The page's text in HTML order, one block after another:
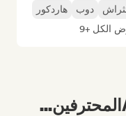
دوب
هاردكور
الكل +9
المحترفين...